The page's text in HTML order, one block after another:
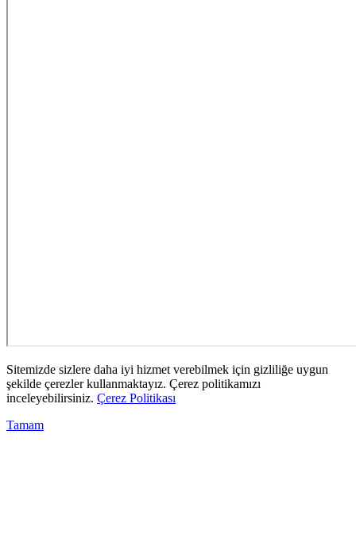
Sitemizde sizlere daha iyi hizmet verebilmek için gizliliğe uygun
şekilde çerezler kullanmaktayız. Çerez politikamızı
inceleyebilirsiniz. Çerez Politikası
Tamam